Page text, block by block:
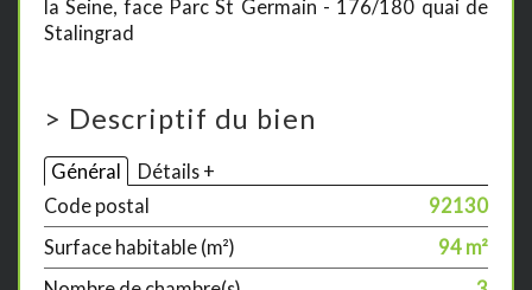
la Seine, face Parc St Germain - 176/180 quai de
Stalingrad
> Descriptif du bien
Général
Détails +
Code postal
92130
Surface habitable (m²)
94 m²